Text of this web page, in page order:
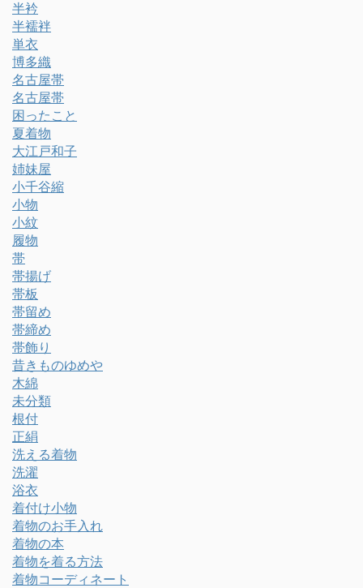
半衿
半襦袢
単衣
博多織
名古屋帯
名古屋帯
困ったこと
夏着物
大江戸和子
姉妹屋
小千谷縮
小物
小紋
履物
帯
帯揚げ
帯板
帯留め
帯締め
帯飾り
昔きものゆめや
木綿
未分類
根付
正絹
洗える着物
洗濯
浴衣
着付け小物
着物のお手入れ
着物の本
着物を着る方法
着物コーディネート